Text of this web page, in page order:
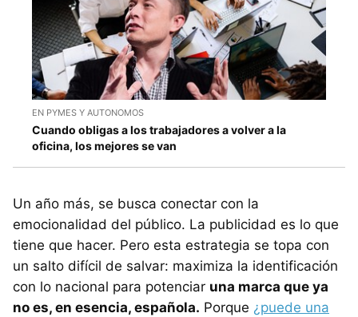
EN PYMES Y AUTONOMOS
Cuando obligas a los trabajadores a volver a la
oficina, los mejores se van
Un año más, se busca conectar con la
emocionalidad del público. La publicidad es lo que
tiene que hacer. Pero esta estrategia se topa con
un salto difícil de salvar: maximiza la identificación
con lo nacional para potenciar una marca que ya
no es, en esencia, española. Porque ¿puede una